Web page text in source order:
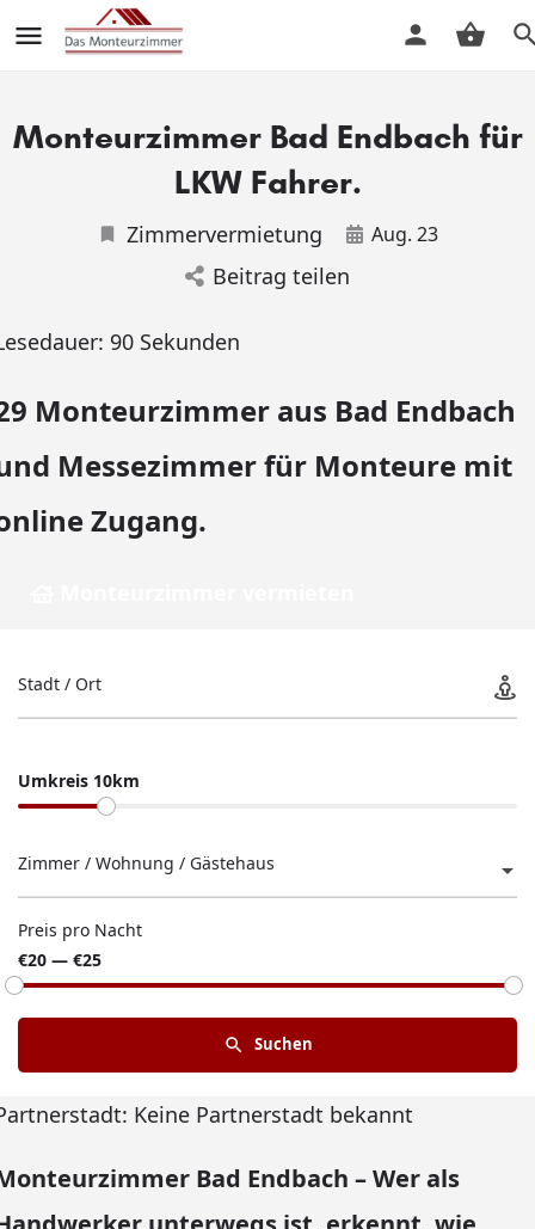
Monteurzimmer Bad Endbach für
LKW Fahrer.
Zimmervermietung Aug. 23
Beitrag teilen
90 Sekunden
Monteurzimmer aus Bad Endbach
Messezimmer für Monteure mit
Zugang.
Stadt / Ort
Umkreis 10km
Zimmer / Wohnung / Gästehaus
Preis pro Nacht
€20 — €25
Suchen
Keine Partnerstadt bekannt
Bad Endbach – Wer als